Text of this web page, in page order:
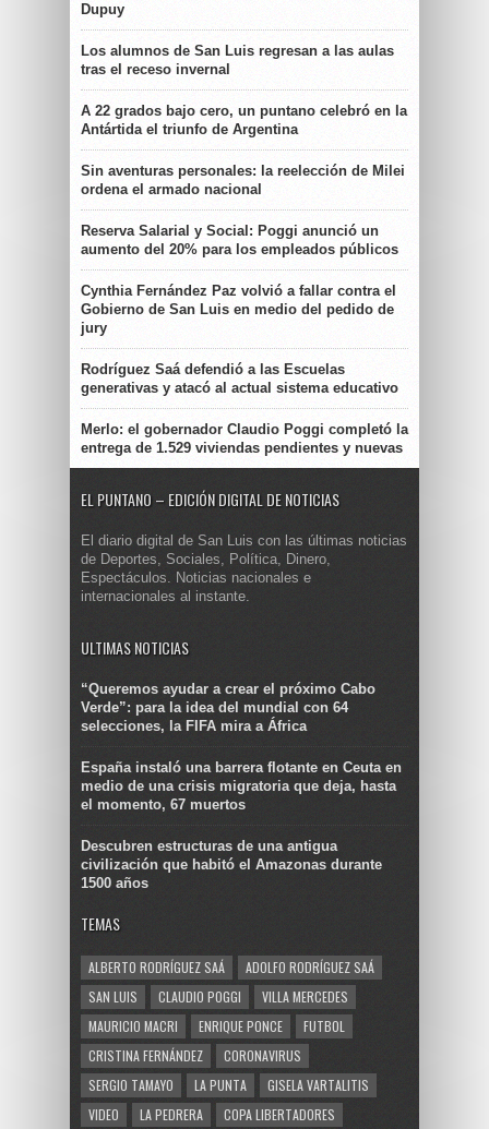
Dupuy
Los alumnos de San Luis regresan a las aulas
tras el receso invernal
A 22 grados bajo cero, un puntano celebró en la
Antártida el triunfo de Argentina
Sin aventuras personales: la reelección de Milei
ordena el armado nacional
Reserva Salarial y Social: Poggi anunció un
aumento del 20% para los empleados públicos
Cynthia Fernández Paz volvió a fallar contra el
Gobierno de San Luis en medio del pedido de
jury
Rodríguez Saá defendió a las Escuelas
generativas y atacó al actual sistema educativo
Merlo: el gobernador Claudio Poggi completó la
entrega de 1.529 viviendas pendientes y nuevas
EL PUNTANO – EDICIÓN DIGITAL DE NOTICIAS
El diario digital de San Luis con las últimas noticias
de Deportes, Sociales, Política, Dinero,
Espectáculos. Noticias nacionales e
internacionales al instante.
ULTIMAS NOTICIAS
“Queremos ayudar a crear el próximo Cabo
Verde”: para la idea del mundial con 64
selecciones, la FIFA mira a África
España instaló una barrera flotante en Ceuta en
medio de una crisis migratoria que deja, hasta
el momento, 67 muertos
Descubren estructuras de una antigua
civilización que habitó el Amazonas durante
1500 años
TEMAS
ALBERTO RODRÍGUEZ SAÁ
ADOLFO RODRÍGUEZ SAÁ
SAN LUIS
CLAUDIO POGGI
VILLA MERCEDES
MAURICIO MACRI
ENRIQUE PONCE
FUTBOL
CRISTINA FERNÁNDEZ
CORONAVIRUS
SERGIO TAMAYO
LA PUNTA
GISELA VARTALITIS
VIDEO
LA PEDRERA COPA LIBERTADORES